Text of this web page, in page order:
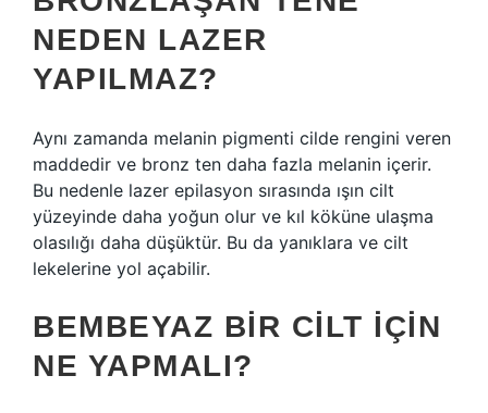
NEDEN LAZER
YAPILMAZ?
Aynı zamanda melanin pigmenti cilde rengini veren
maddedir ve bronz ten daha fazla melanin içerir.
Bu nedenle lazer epilasyon sırasında ışın cilt
yüzeyinde daha yoğun olur ve kıl köküne ulaşma
olasılığı daha düşüktür. Bu da yanıklara ve cilt
lekelerine yol açabilir.
BEMBEYAZ BIR CILT IÇIN
NE YAPMALI?